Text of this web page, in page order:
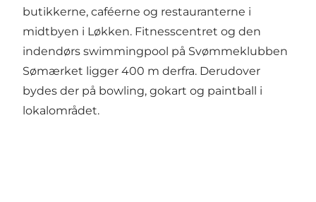
butikkerne, caféerne og restauranterne i
midtbyen i Løkken. Fitnesscentret og den
indendørs swimmingpool på Svømmeklubben
Sømærket ligger 400 m derfra. Derudover
bydes der på bowling, gokart og paintball i
lokalområdet.